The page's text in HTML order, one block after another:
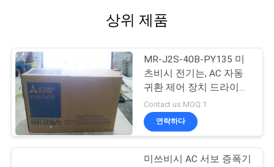
상위 제품
MR-J2S-40B-PY135 미
츠비시 전기는, AC 자동
귀환 제어 장치 드라이브
400W MR-J2S 시리즈 몹
니다
Contact us MOQ:1
연락하다
미쓰비시 AC 서보 증폭기